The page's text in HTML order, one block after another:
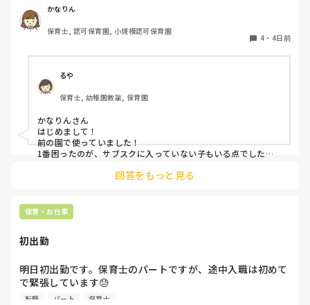
かなりん
保育士, 認可保育園, 小規模認可保育園
4 ・ 4日前
るや
保育士, 幼稚園教諭, 保育園
かなりんさん
はじめまして！
前の園で使っていました！
1番困ったのが、サブスクに入っていない子もいる点でした。
るので)この子はサブスク、この子はロッカーから持ってく
回答をもっと見る
保育・お仕事
初出勤
明日初出勤です。保育士のパートですが、途中入職は初めて
で緊張しています😓
子どもの前で自己紹介とかあったりするんでしょうか？？ど
転職 パート 保育士